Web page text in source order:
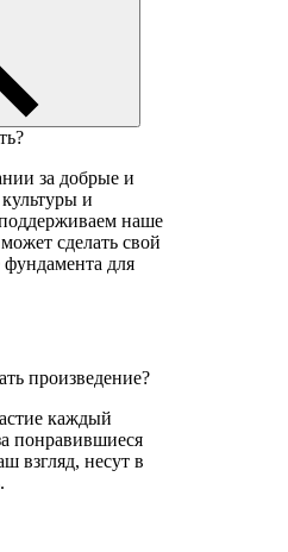
за добрые и
и
наше
сделать свой
для
произведение?
каждый
понравившиеся
взгляд, несут в